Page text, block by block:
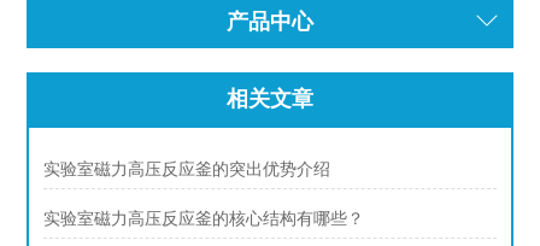
产品中心
相关文章
实验室磁力高压反应釜的突出优势介绍
实验室磁力高压反应釜的核心结构有哪些？